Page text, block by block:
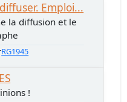
Emploi...
la diffusion et le
RG1945
!